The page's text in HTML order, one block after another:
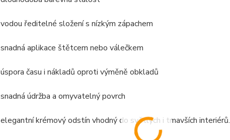
vodou ředitelné složení s nízkým zápachem
snadná aplikace štětcem nebo válečkem
úspora času i nákladů oproti výměně obkladů
snadná údržba a omyvatelný povrch
elegantní krémový odstín vhodný do světlých i tmavších interiérů.